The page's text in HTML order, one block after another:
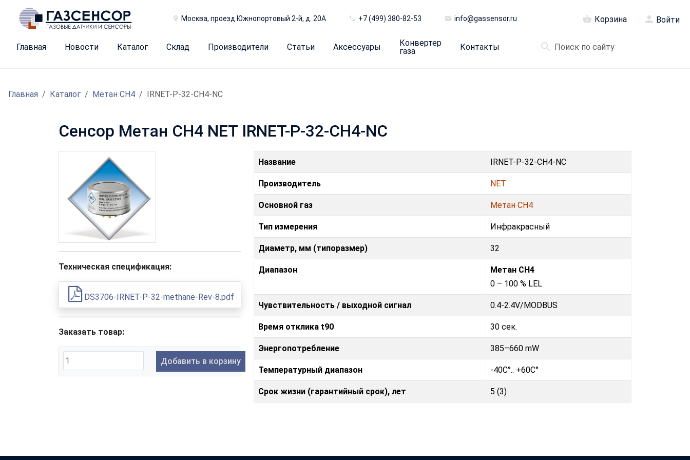
Москва, проезд Южнопортовый 2-й, д. 20А +7 (499) 380-82-53 info@gassensor.ru Корзина Войти
Главная Новости Каталог Склад Производители Статьи Аксессуары
Конвертер
газа
Контакты
Главная Каталог Метан CH4 IRNET-P-32-CH4-NC
Сенсор Метан CH4 NET IRNET-P-32-CH4-NC
Техническая спецификация:
DS3706-IRNET-P-32-methane-Rev-8.pdf
Заказать товар:
Добавить в корзину
Название IRNET-P-32-CH4-NC
Производитель NET
Основной газ Метан CH4
Тип измерения Инфракрасный
Диаметр, мм (типоразмер) 32
Диапазон
Метан CH4
0 – 100 % LEL
Чувствительность / выходной сигнал 0.4-2.4V/MODBUS
Время отклика t90 30 сек.
Энергопотребление 385–660 mW
Температурный диапазон -40C°.. +60C°
Срок жизни (гарантийный срок), лет 5 (3)